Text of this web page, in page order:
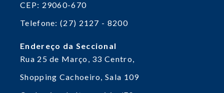
CEP: 29060-670
Telefone: (27) 2127 - 8200
Endereço da Seccional
Rua 25 de Março, 33Centro,
Shopping Cachoeiro, Sala 109